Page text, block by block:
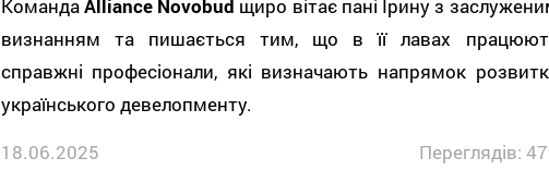
КомандаAlliance Novobud щиро вітає пані Ірину з
визнанням та пишається тим, що в її лавах
справжні професіонали, які визначають напрямок
українського девелопменту.
18.06.2025
Переглядів: